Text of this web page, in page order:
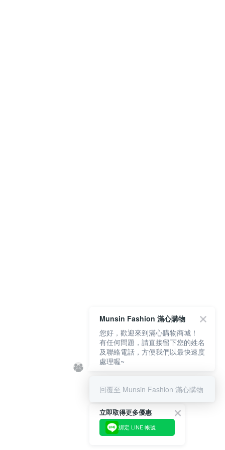
立即取得更多優惠
綁定 LINE 帳號
Munsin Fashion 滿心購物
您好，歡迎來到滿心購物商城！
有任何問題，請直接留下您的姓名
及聯絡電話，方便我們以最快速度
處理喔~
回覆至 Munsin Fashion 滿心購物